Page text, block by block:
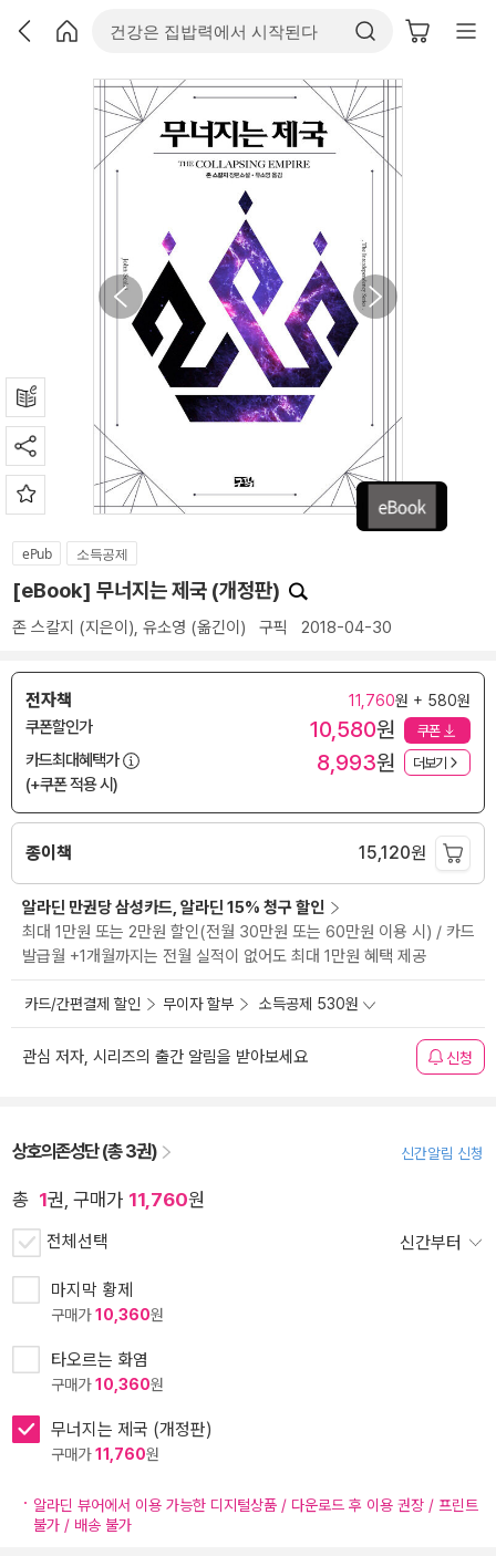
ePub 소득공제
[eBook] 무너지는 제국 (개정판)
존 스칼지 (지은이), 유소영 (옮긴이) 구픽 2018-04-30
전자책 11,760원 + 580원
쿠폰할인가 10,580원 쿠폰
카드최대혜택가
(+쿠폰 적용 시)
8,993원 더보기
종이책 15,120원
알라딘 만권당 삼성카드, 알라딘 15% 청구 할인
최대 1만원 또는 2만원 할인(전월 30만원 또는 60만원 이용 시) / 카드
발급월 +1개월까지는 전월 실적이 없어도 최대 1만원 혜택 제공
카드/간편결제 할인 무이자 할부 소득공제 530원
관심 저자, 시리즈의 출간 알림을 받아보세요 신청
상호의존성단 (총 3권) 신간알림 신청
총 1권, 구매가 11,760원
전체선택 신간부터
마지막 황제
구매가10,360원
타오르는 화염
구매가10,360원
무너지는 제국 (개정판)
구매가11,760원
알라딘 뷰어에서 이용 가능한 디지털상품 / 다운로드 후 이용 권장 / 프린트
불가 / 배송 불가